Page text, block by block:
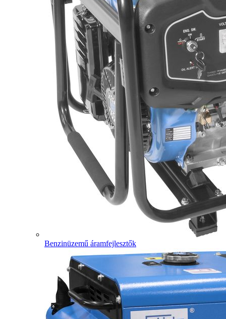
Benzinüzemű áramfejlesztők